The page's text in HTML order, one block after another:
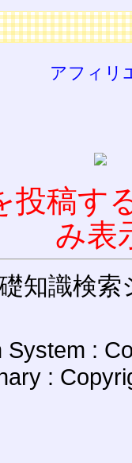
アフィリ
投稿す
み表
知識検索
System :
: